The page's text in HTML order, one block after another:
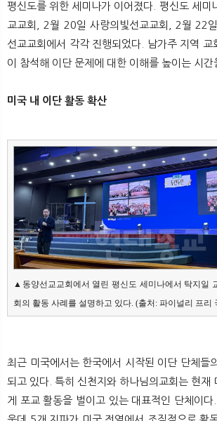
뉴
평신도를 위한 세미나가 이어졌다. 평신도 세미
교교회, 2월 20일 사랑의빛선교교회, 2월 22
선교교회에서 각각 진행되었다. 남가주 지역 교
이 참석해 이단 문제에 대한 이해를 높이는 시간
미국 내 이단 활동 확산
▲동양선교교회에서 열린 평신도 세미나에서 탁지일
회의 활동 사례를 설명하고 있다. (출처: 파이널리 프리
최근 미국에서는 한국에서 시작된 이단 단체들
되고 있다. 특히 신천지와 하나님의교회는 현재
게 포교 활동을 벌이고 있는 대표적인 단체이